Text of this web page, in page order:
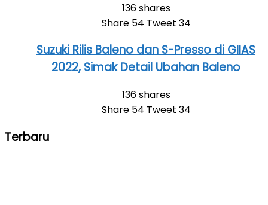
136 shares
Share 54 Tweet 34
Suzuki Rilis Baleno dan S-Presso di GIIAS
2022, Simak Detail Ubahan Baleno
136 shares
Share 54 Tweet 34
Terbaru